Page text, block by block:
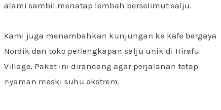
alami sambil menatap lembah berselimut salju.
Kami juga menambahkan kunjungan ke kafe bergaya
Nordik dan toko perlengkapan salju unik di Hirafu
Village. Paket ini dirancang agar perjalanan tetap
nyaman meski suhu ekstrem.